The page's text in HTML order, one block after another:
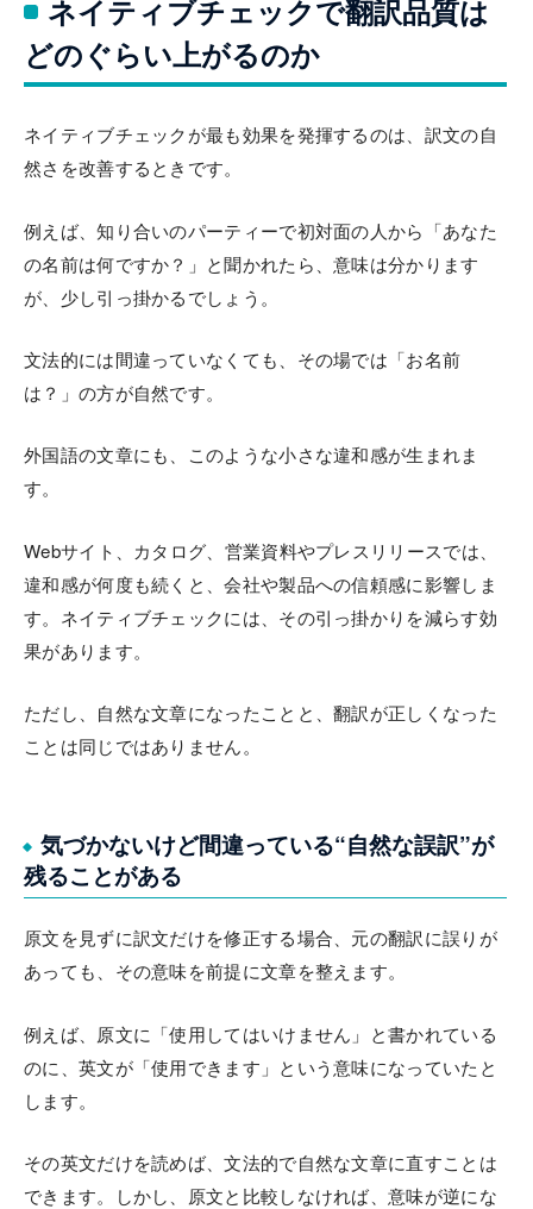
ネイティブチェックで翻訳品質は
どのぐらい上がるのか
ネイティブチェックが最も効果を発揮するのは、訳文の自
然さを改善するときです。
例えば、知り合いのパーティーで初対面の人から「あなた
の名前は何ですか？」と聞かれたら、意味は分かります
が、少し引っ掛かるでしょう。
文法的には間違っていなくても、その場では「お名前
は？」の方が自然です。
外国語の文章にも、このような小さな違和感が生まれま
す。
Webサイト、カタログ、営業資料やプレスリリースでは、
違和感が何度も続くと、会社や製品への信頼感に影響しま
す。ネイティブチェックには、その引っ掛かりを減らす効
果があります。
ただし、自然な文章になったことと、翻訳が正しくなった
ことは同じではありません。
気づかないけど間違っている“自然な誤訳”が
残ることがある
原文を見ずに訳文だけを修正する場合、元の翻訳に誤りが
あっても、その意味を前提に文章を整えます。
例えば、原文に「使用してはいけません」と書かれている
のに、英文が「使用できます」という意味になっていたと
します。
その英文だけを読めば、文法的で自然な文章に直すことは
できます。しかし、原文と比較しなければ、意味が逆にな